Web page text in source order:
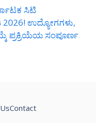
ಸಿಟಿ
ಉದ್ಯೋಗಗಳು,
ಪ್ರಕ್ರಿಯೆಯ ಸಂಪೂರ್ಣ
Contact